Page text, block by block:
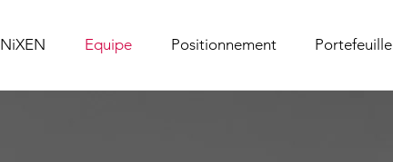
NiXEN Equipe Positionnement Portefeuille